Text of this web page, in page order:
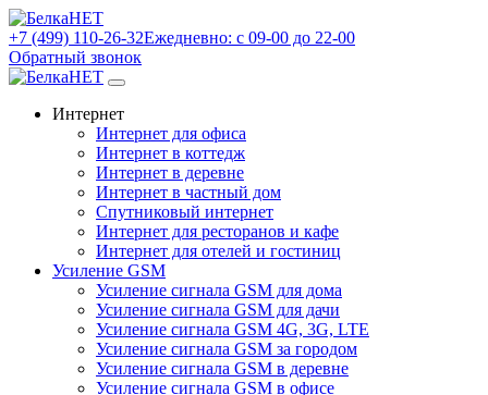
+7 (499) 110-26-32Ежедневно: с 09-00 до 22-00
Обратный звонок
Интернет
Интернет для офиса
Интернет в коттедж
Интернет в деревне
Интернет в частный дом
Спутниковый интернет
Интернет для ресторанов и кафе
Интернет для отелей и гостиниц
Усиление GSM
Усиление сигнала GSM для дома
Усиление сигнала GSM для дачи
Усиление сигнала GSM 4G, 3G, LTE
Усиление сигнала GSM за городом
Усиление сигнала GSM в деревне
Усиление сигнала GSM в офисе